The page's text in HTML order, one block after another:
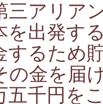
アリア
を出発す
するため
の金を届
五千円を